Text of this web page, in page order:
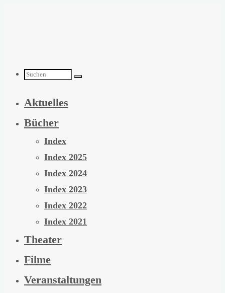
Suchen
nach:
Aktuelles
Bücher
Index
Index 2025
Index 2024
Index 2023
Index 2022
Index 2021
Theater
Filme
Veranstaltungen